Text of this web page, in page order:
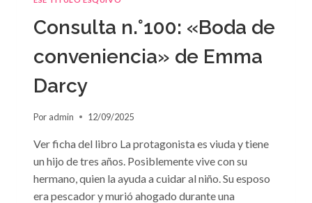
Consulta n.°100: «Boda de
conveniencia» de Emma
Darcy
Por admin 12/09/2025
Ver ficha del libro La protagonista es viuda y tiene
un hijo de tres años. Posiblemente vive con su
hermano, quien la ayuda a cuidar al niño. Su esposo
era pescador y murió ahogado durante una